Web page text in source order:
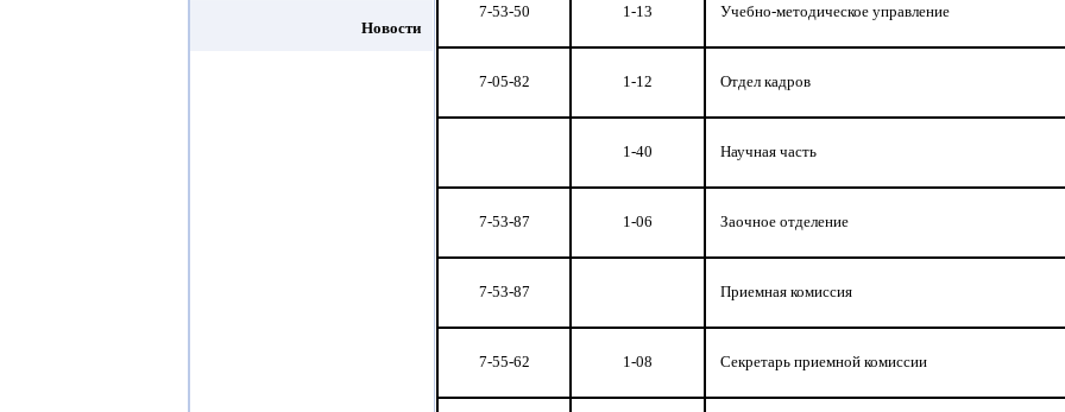
Новости
7-53-50 1-13 Учебно-методическое управление
7-05-82 1-12 Отдел кадров
1-40 Научная часть
7-53-87 1-06 Заочное отделение
7-53-87 Приемная комиссия
7-55-62 1-08 Секретарь приемной комиссии